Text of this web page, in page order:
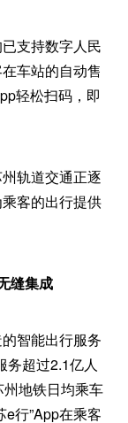
支持数字人民
车站的自动售
轻松扫码，即
轨道交通正逐
客的出行提供
缝集成
智能出行服务
务超过2.1亿人
地铁日均乘车
e行”App在乘客